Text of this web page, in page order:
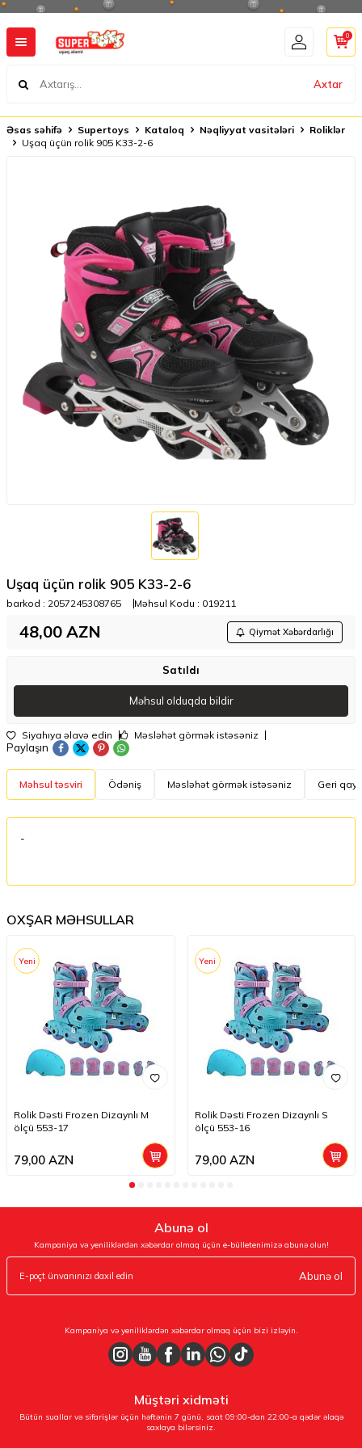
Axtar
0
Əsas səhifə Supertoys Kataloq Nəqliyyat vasitələri
Roliklər
Uşaq üçün rolik 905 K33-2-6
Uşaq üçün rolik 905 K33-2-6
barkod : 2057245308765 Məhsul Kodu : 019211
48,00 AZN Qiymət Xəbərdarlığı
Satıldı
Məhsul olduqda bildir
Siyahıya əlavə edin Məsləhət görmək istəsəniz
Paylaşın
Məhsul təsviri Ödəniş Məsləhət görmək istəsəniz Geri
-
OXŞAR MƏHSULLAR
Yeni
Rolik Dəsti Frozen Dizaynlı M
ölçü 553-17
79,00 AZN
Yeni
Rolik Dəsti Frozen Dizaynlı S
ölçü 553-16
79,00AZN
Abunə ol
Kampaniya və yeniliklərdən xəbərdar olmaq üçün e-bülletenimizə abunə olun!
Abunə ol
Kampaniya və yeniliklərdən xəbərdar olmaq üçün bizi izləyin.
Müştəri xidməti
Bütün suallar və sifarişlər üçün həftənin 7 günü, saat 09:00-dan 22:00-a qədər əlaqə
saxlaya bilərsiniz.